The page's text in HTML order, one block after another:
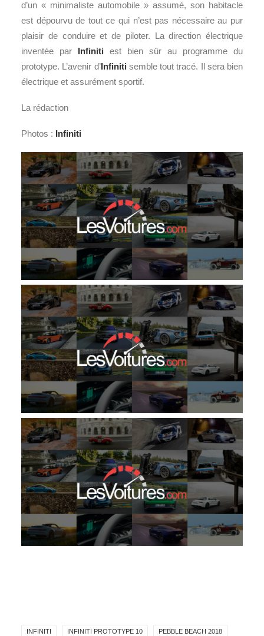
d’un « minimaliste automobile » assumé, son habitacle
est dépourvu de tout ce qui n’est pas nécessaire au pur
plaisir de conduire et de piloter. La direction électrique
inventée par Infiniti est bien sûr au programme du
prototype. L’avenir d’Infiniti semble tout tracé. Il sera bien
électrique et assurément sportif.
La rédaction
Photos : Infiniti
INFINITI INFINITI PROTOTYPE 10 PEBBLE BEACH 2018